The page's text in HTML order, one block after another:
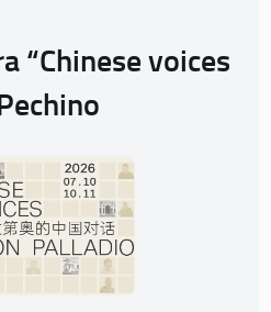
“Chinese voices